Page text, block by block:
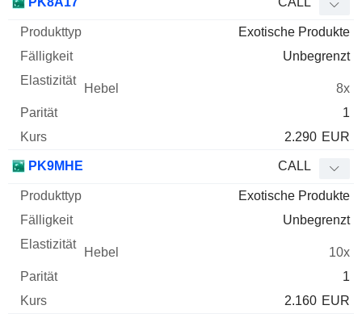
Exotische Produkte
Unbegrenzt
8x
1
2.290 EUR
PK9MHE CALL
Exotische Produkte
Unbegrenzt
10x
1
2.160 EUR